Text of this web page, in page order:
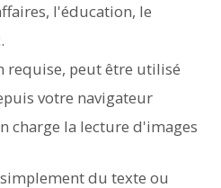
l'éducation, le
requise, peut être utilisé
votre navigateur
charge la lecture d'images
du texte ou